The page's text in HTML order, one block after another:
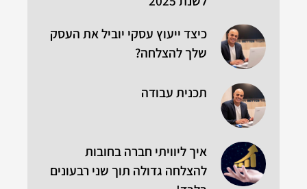
כיצד ייעוץ עסקי יוביל את העסק
שלך להצלחה?
תכנית עבודה
איך ליוויתי חברה בחובות
להצלחה גדולה תוך שני רבעונים